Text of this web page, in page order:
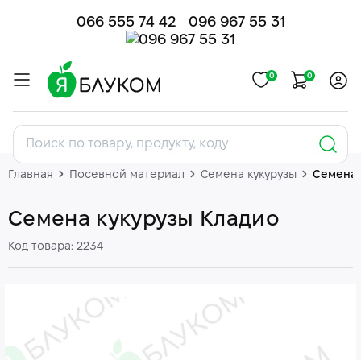
066 555 74 42 096 967 55 31
0 0
Главная Посевной материал Семена кукурузы Семена
Семена кукурузы Кладио
Код товара: 2234